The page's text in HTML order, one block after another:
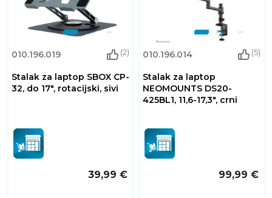
010.196.019 (2)
Stalak za laptop SBOX CP-
32, do 17", rotacijski, sivi
39,99 €
010.196.014 (5)
Stalak za laptop
NEOMOUNTS DS20-
425BL1, 11,6-17,3", crni
99,99 €